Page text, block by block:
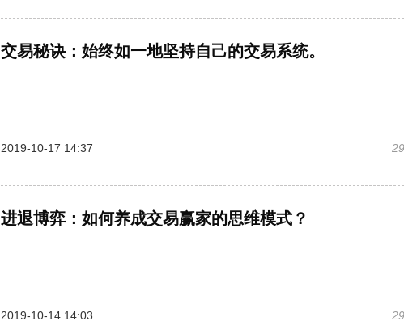
交易秘诀：始终如一地坚持自己的交易系统。
2019-10-17 14:37
进退博弈：如何养成交易赢家的思维模式？
2019-10-14 14:03